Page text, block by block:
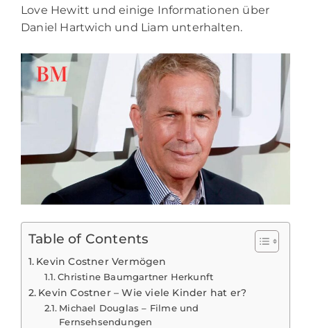
Love Hewitt und einige Informationen über
Daniel Hartwich und Liam unterhalten.
Table of Contents
Kevin Costner Vermögen
Christine Baumgartner Herkunft
Kevin Costner – Wie viele Kinder hat er?
Michael Douglas – Filme und
Fernsehsendungen